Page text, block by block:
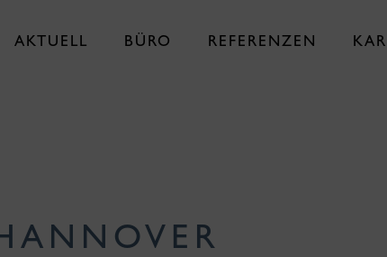
AKTUELL BÜRO REFERENZEN